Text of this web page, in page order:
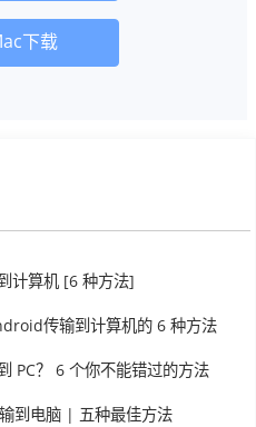
下载
计算机 [6 种方法]
传输到计算机的 6 种方法
PC？ 6 个你不能错过的方法
到电脑 | 五种最佳方法